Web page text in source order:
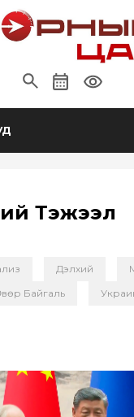
Тэжээл
Дэлхий
Байгаль